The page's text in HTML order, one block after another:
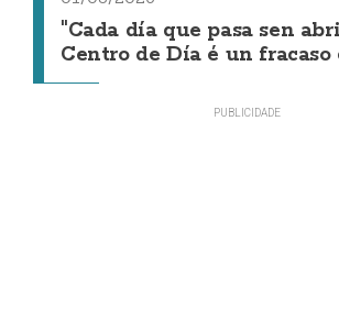
"Cada día que pasa sen
Centro de Día é un